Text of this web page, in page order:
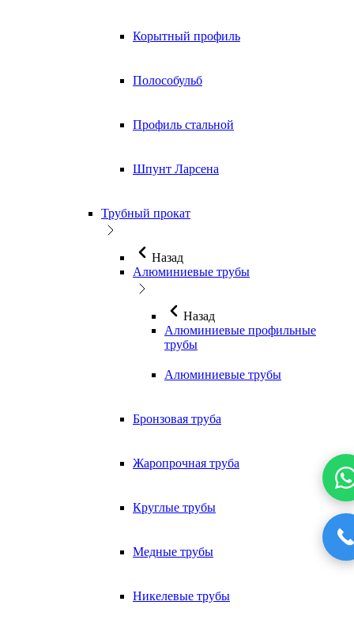
Корытный профиль
Полособульб
Профиль стальной
Шпунт Ларсена
Трубный прокат
Назад
Алюминиевые трубы
Назад
Алюминиевые профильные
трубы
Алюминиевые трубы
Бронзовая труба
Жаропрочная труба
Круглые трубы
Медные трубы
Никелевые трубы